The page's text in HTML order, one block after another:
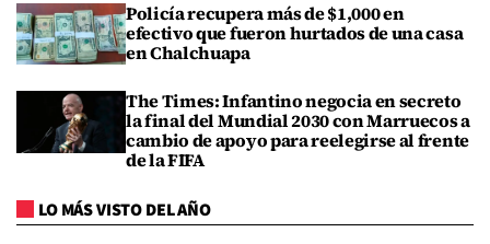
Policía recupera más de $1,000 en
efectivo que fueron hurtados de una casa
en Chalchuapa
The Times: Infantino negocia en secreto
la final del Mundial 2030 con Marruecos a
cambio de apoyo para reelegirse al frente
de la FIFA
LO MÁS VISTO DEL AÑO